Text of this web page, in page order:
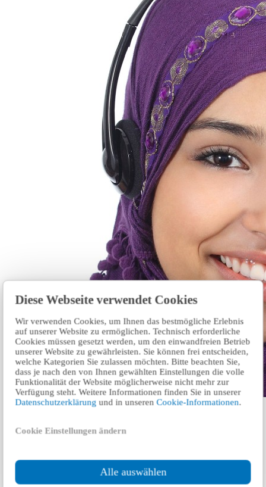
Diese Webseite verwendet Cookies
Wir verwenden Cookies, um Ihnen das bestmögliche Erlebnis
auf unserer Website zu ermöglichen. Technisch erforderliche
Cookies müssen gesetzt werden, um den einwandfreien Betrieb
unserer Website zu gewährleisten. Sie können frei entscheiden,
welche Kategorien Sie zulassen möchten. Bitte beachten Sie,
dass je nach den von Ihnen gewählten Einstellungen die volle
Funktionalität der Website möglicherweise nicht mehr zur
Verfügung steht. Weitere Informationen finden Sie in unserer
Datenschutzerklärung und in unserenCookie-Informationen.
Cookie Einstellungen ändern
Alle auswählen
المشار إليها بعلامة * إلزامية للمعالجة السريعة والمختصة لطلبك.
على سبيل المثال ، بيانات الرمز البريدي والبلد تساعدنا في إعادة
نفس بلدك
إرسال
مواضيع قد تهمك أيضاً